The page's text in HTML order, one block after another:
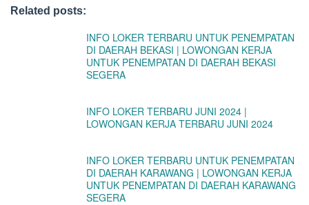
Related posts:
INFO LOKER TERBARU UNTUK PENEMPATAN
DI DAERAH BEKASI | LOWONGAN KERJA
UNTUK PENEMPATAN DI DAERAH BEKASI
SEGERA
INFO LOKER TERBARU JUNI 2024 |
LOWONGAN KERJA TERBARU JUNI 2024
INFO LOKER TERBARU UNTUK PENEMPATAN
DI DAERAH KARAWANG | LOWONGAN KERJA
UNTUK PENEMPATAN DI DAERAH KARAWANG
SEGERA